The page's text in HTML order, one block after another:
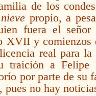
de los
propio, a
fuera el
XVII y comienzos
real para
traición a
por parte de
pues no hay